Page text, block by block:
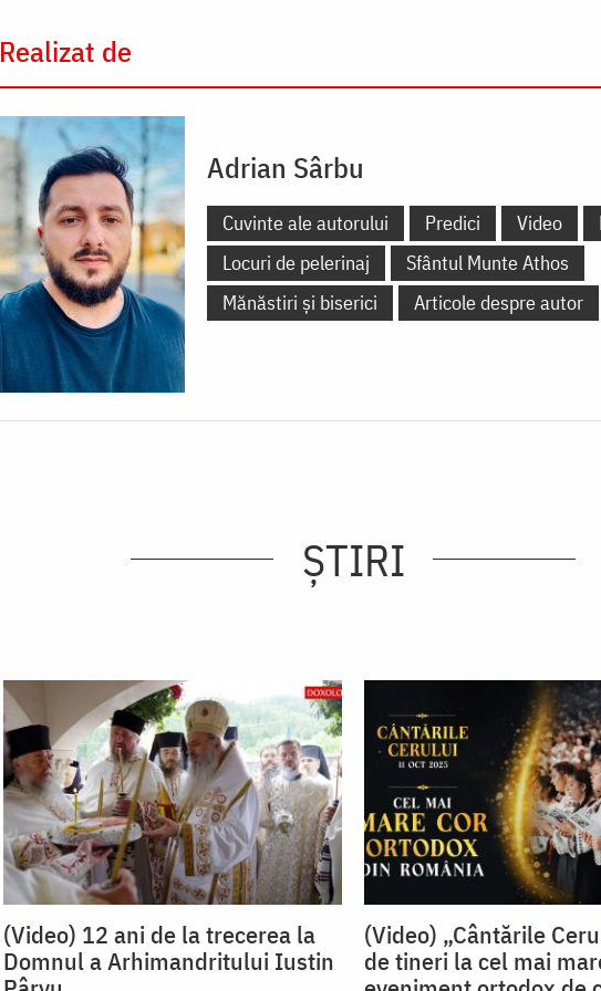
Realizat de
Adrian Sârbu
Cuvinte ale autorului Predici Video
Locuri de pelerinaj
Sfântul Munte Athos
Mănăstiri și biserici
Articole despre autor
ȘTIRI
(Video) 12 ani de la trecerea la
Domnul a Arhimandritului Iustin
(Video) „Cântările
de tineri la cel mai